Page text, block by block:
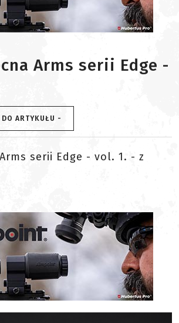
Arms serii Edge -
DO ARTYKUŁU -
serii Edge - vol. 1. - z